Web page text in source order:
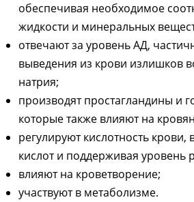
обеспечивая необходимое
жидкости и минеральных
отвечают за уровень АД,
выведения из крови излишков
натрия;
производят простагландины и
которые также влияют на
регулируют кислотность крови,
кислот и поддерживая уровень
влияют на кроветворение;
участвуют в метаболизме.